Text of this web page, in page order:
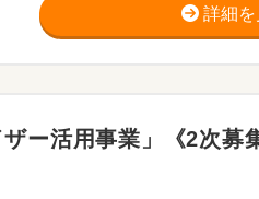
詳細を
ー活用事業」《2次募